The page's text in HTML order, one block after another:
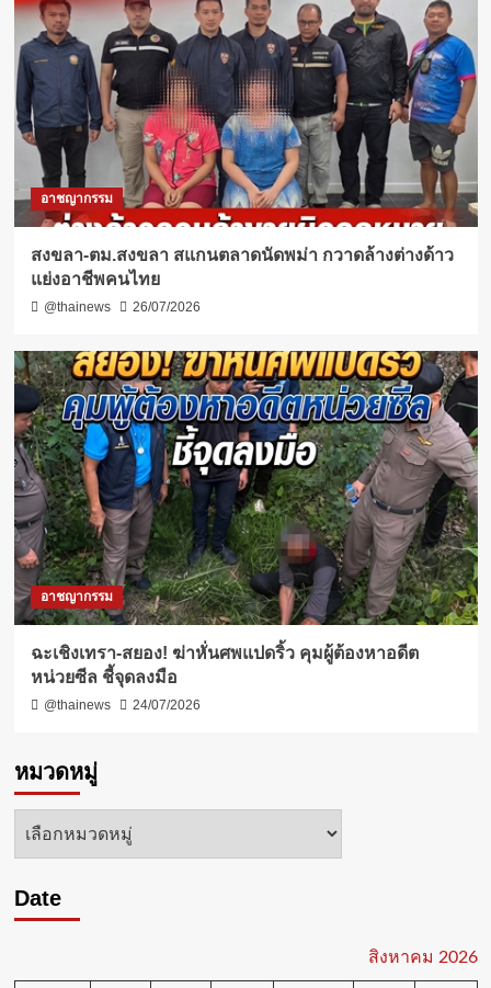
อาชญากรรม
สงขลา-ตม.สงขลา สแกนตลาดนัดพม่า กวาดล้างต่างด้าว
แย่งอาชีพคนไทย
@thainews 26/07/2026
อาชญากรรม
ฉะเชิงเทรา-สยอง! ฆ่าหั่นศพแปดริ้ว คุมผู้ต้องหาอดีต
หน่วยซีล ชี้จุดลงมือ
@thainews 24/07/2026
หมวดหมู่
หมวด
Date
สิงหาคม 2026